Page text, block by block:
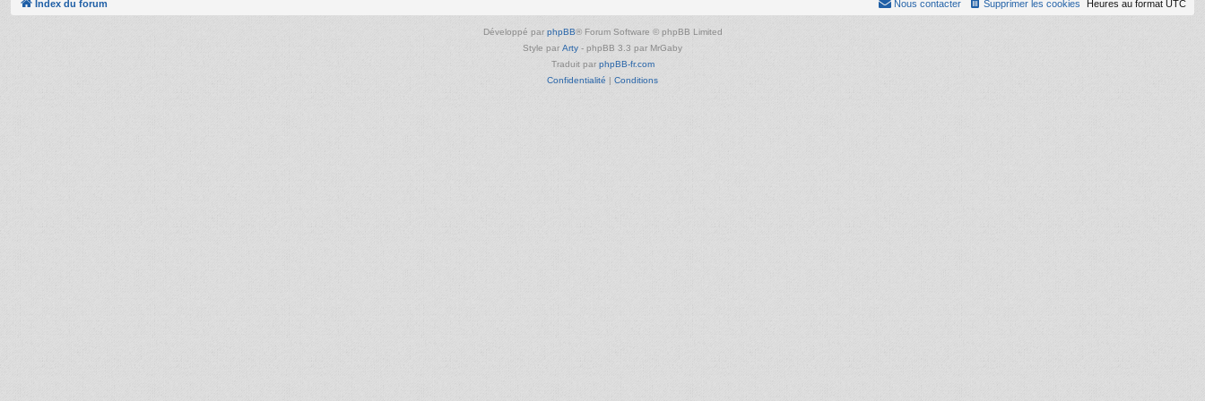
Index du forum Heures au format UTC
Supprimer les cookies
Nous contacter
Développé par phpBB® Forum Software © phpBB Limited
Style par Arty - phpBB 3.3 par MrGaby
Traduit par phpBB-fr.com
Confidentialité | Conditions